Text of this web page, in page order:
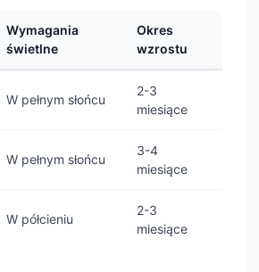
Wymagania
świetlne
Okres
wzrostu
W pełnym słońcu
2-3
miesiące
W pełnym słońcu
3-4
miesiące
W półcieniu
2-3
miesiące